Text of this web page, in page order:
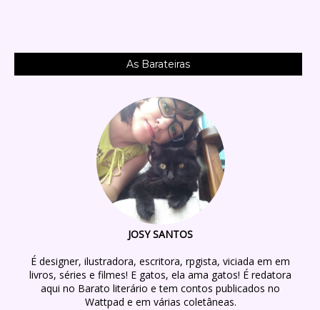
As Barateiras
JOSY SANTOS
É designer, ilustradora, escritora, rpgista, viciada em em
livros, séries e filmes! E gatos, ela ama gatos! É redatora
aqui no Barato literário e tem contos publicados no
Wattpad e em várias coletâneas.